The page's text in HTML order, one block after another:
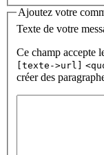
Ajoutez votre
Texte de votre
Ce champ accepte
[texte->url]
créer des